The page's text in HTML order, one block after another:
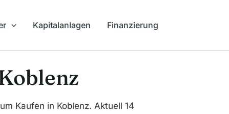
Kapitalanlagen Finanzierung
Kaufen in Koblenz. Aktuell 14